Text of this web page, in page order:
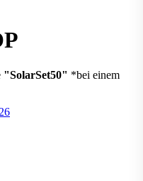
"SolarSet50" *bei einem